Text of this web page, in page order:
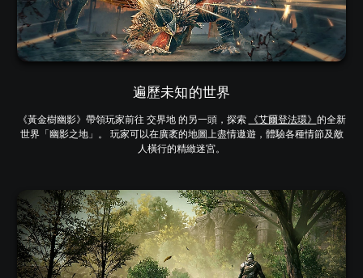
遍歷未知的世界
《黃金樹幽影》帶領玩家前往 交界地 的另一頭，探索 《艾爾登法環》 的全新
世界「幽影之地」。 玩家可以在廣袤的地圖上盡情遨遊，體驗各種情節及敵
人橫行的精緻迷宮。